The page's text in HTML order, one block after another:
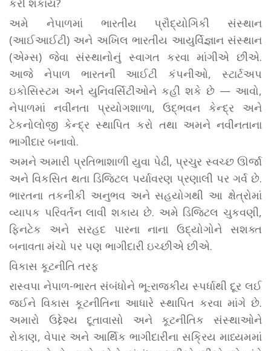
કરી શકાય?
અમે નેપાળમાં ભારતીય પ્રૌદ્યોગિકી સંસ્થાન
(આઈઆઈટી) અને અખિલ ભારતીય આયુર્વિજ્ઞાન સંસ્થાન
(એમ્સ) જેવા સંસ્થાનોનું સ્વાગત કરવા માંગીએ છીએ.
આજે નેપાળ ભારતની આઈટી કંપનીઓ, સ્ટાર્ટઅપ
ઇકોસિસ્ટમ અને યુનિવર્સિટીઓને કહી શકે છે — આવો,
નેપાળમાં નવીનતા પ્રયોગશાળા, ઉદ્ભવન કેન્દ્ર અને
ટેકનોલોજી કેન્દ્ર સ્થાપિત કરો તથા અમને નવીનતાના
ભાગીદાર બનાવો.
અમને અમારી પ્રતિભાશાળી યુવા પેઢી, પ્રચુર સ્વચ્છ ઊર્જા
અને વિકસિત થતા ડિજિટલ પર્યાવરણ પ્રણાલી પર ગર્વ છે.
ભારતના તકનીકી અનુભવ અને સહયોગથી આ ક્ષેત્રોમાં
વ્યાપક પરિવર્તન લાવી શકાય છે. અમે ડિજિટલ ચુકવણી,
ફિનટેક અને સરહદ પારના નાના ઉદ્યોગોને સશક્ત
બનાવતા મંચો પર પણ ભાગીદારી ઇચ્છીએ છીએ.
વિકાસ કૂટનીતિ તરફ
રાસ્વપા નેપાળ-ભારત સંબંધોને ભૂ-રાજકીય સ્પર્ધાથી દૂર લઈ
જઈને વિકાસ કૂટનીતિના આધારે સ્થાપિત કરવા માંગે છે.
અમારો ઉદ્દેશ્ય દૂતાવાસો અને કૂટનીતિક સંસ્થાઓને
રોકાણ, વેપાર અને આર્થિક ભાગીદારીના સક્રિય માધ્યમમાં